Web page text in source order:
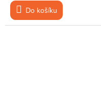
Do košíku